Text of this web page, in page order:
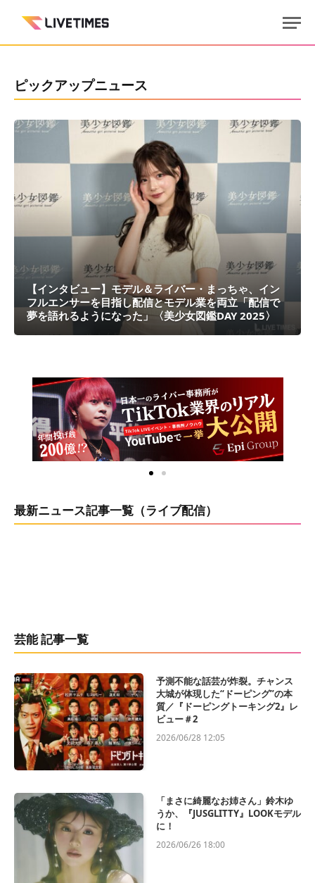
ピックアップニュース
【インタビュー】モデル＆ライバー・まっちゃ、イン
フルエンサーを目指し配信とモデル業を両立「配信で
夢を語れるようになった」〈美少女図鑑DAY 2025〉
最新ニュース記事一覧（ライブ配信）
芸能 記事一覧
予測不能な話芸が炸裂。チャンス
大城が体現した“ドーピング”の本
質／『ドーピングトーキング2』レ
ビュー＃2
2026/06/28 12:05
「まさに綺麗なお姉さん」鈴木ゆ
うか、『JUSGLITTY』LOOKモデル
に！
2026/06/26 18:00